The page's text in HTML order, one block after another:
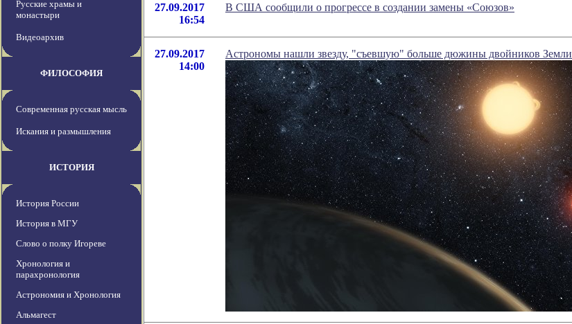
Русские храмы и
монастыри
Видеоархив
ФИЛОСОФИЯ
Современная русская мысль
Искания и размышления
ИСТОРИЯ
История России
История в МГУ
Слово о полку Игореве
Хронология и
парахронология
Астрономия и Хронология
Альмагест
27.09.2017
16:54
В США сообщили о прогрессе в создании замены «Союзов»
27.09.2017
14:00
Астрономы нашли звезду, "съевшую" больше дюжины двойников Земли